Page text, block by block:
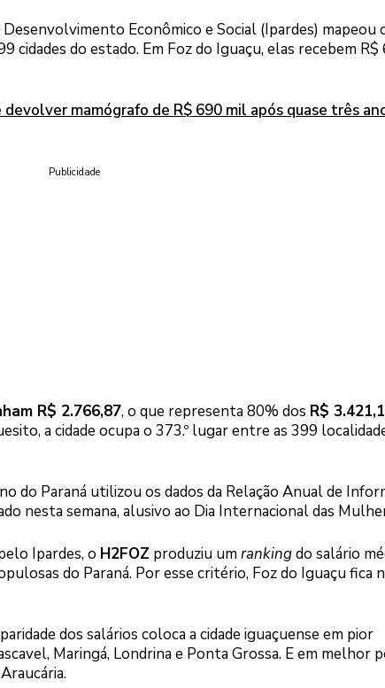
Econômico e Social (Ipardes) mapeou
cidades do estado. Em Foz do Iguaçu, elas recebem R$
mamógrafo de R$ 690 mil após quase três
Publicidade
R$ 2.766,87, o que representa 80% dos R$
a cidade ocupa o 373.º lugar entre as 399
do Paraná utilizou os dados da Relação Anual de
nesta semana, alusivo ao Dia Internacional das
Ipardes, o H2FOZ produziu umrankingdo salário
do Paraná. Por esse critério, Foz do Iguaçu fica
dos salários coloca a cidade iguaçuense em pior
Maringá, Londrina e Ponta Grossa. E em melhor